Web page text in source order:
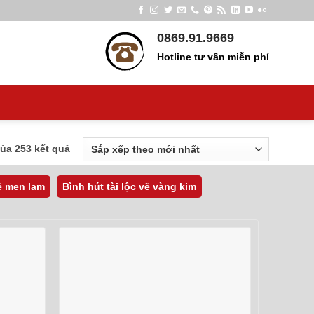
0869.91.9669
Hotline tư vấn miễn phí
253 kết quả
sắp
xếp
men lam Bình hút tài lộc vẽ vàng kim